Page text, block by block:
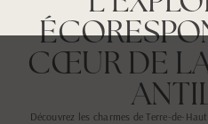
CŒUR DE
Découvrez les charmes de Terre-de-